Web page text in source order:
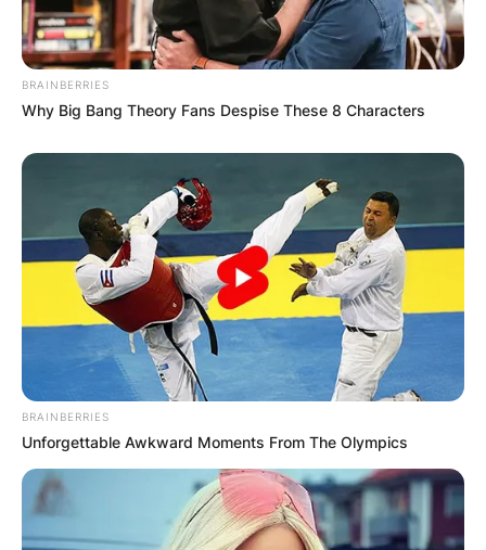
BRAINBERRIES
Why Big Bang Theory Fans Despise These 8 Characters
BRAINBERRIES
Unforgettable Awkward Moments From The Olympics